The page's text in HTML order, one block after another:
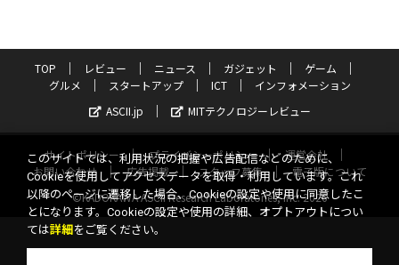
TOP レビュー ニュース ガジェット
ゲーム
グルメ
スタートアップ ICT
インフォメーション
ASCII.jp
MITテクノロジーレビュー
サイトポリシー プライバシーポリシー
運営会社
お問い合わせ
広告掲載 スタッフ募集
電子版について
©KADOKAWA ASCII Research Laboratories, Inc. 2026
このサイトでは、利用状況の把握や広告配信などのために、
Cookieを使用してアクセスデータを取得・利用しています。これ
以降のページに遷移した場合、Cookieの設定や使用に同意したこ
とになります。Cookieの設定や使用の詳細、オプトアウトについ
ては詳細 をご覧ください。